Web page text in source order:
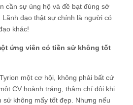
cần sự ủng hộ và đề bạt đúng sở
đạo thật sự chính là người có
khác!
ứng viên có tiền sử không tốt
một cơ hội, không phải bất cứ
CV hoành tráng, thậm chí đôi khi
không mấy tốt đẹp. Nhưng nếu